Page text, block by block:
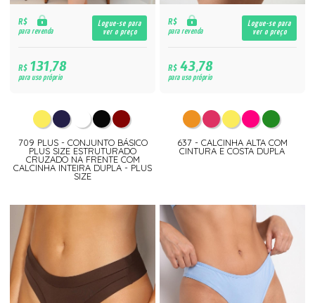
R$
para revenda
Logue-se para
ver o preço
R$131,78
para uso próprio
709 PLUS - CONJUNTO BÁSICO
PLUS SIZE ESTRUTURADO
CRUZADO NA FRENTE COM
CALCINHA INTEIRA DUPLA - PLUS
SIZE
R$
para revenda
Logue-se para
ver o preço
R$43,78
para uso próprio
637 - CALCINHA ALTA COM
CINTURA E COSTA DUPLA